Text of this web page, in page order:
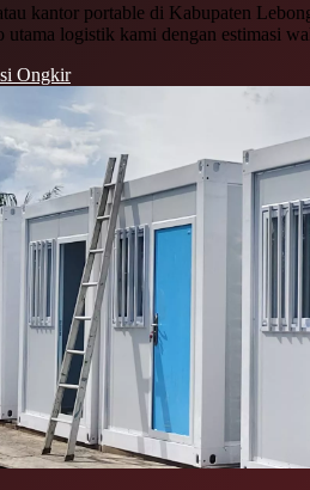
kantor portable di Kabupaten
logistik kami dengan estimasi
Ongkir